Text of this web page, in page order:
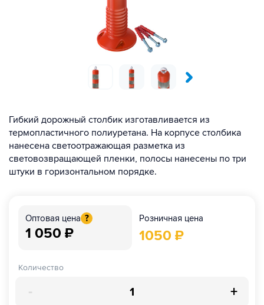
Гибкий дорожный столбик изготавливается из
термопластичного полиуретана. На корпусе столбика
нанесена светоотражающая разметка из
световозвращающей пленки, полосы нанесены по три
штуки в горизонтальном порядке.
Оптовая цена ?
1 050 ₽
Розничная цена
1050 ₽
Количество
- +